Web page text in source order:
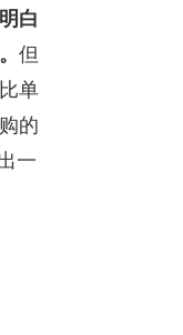
白
但
单
的
一